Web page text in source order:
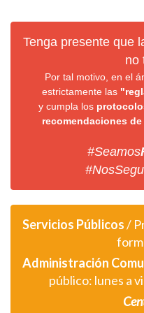
Tenga presente que
no
Por tal motivo, en el
estrictamente las
y cumpla los
recomendaciones
#Seamos
Servicios Públicos/
Administración
público: lunes a